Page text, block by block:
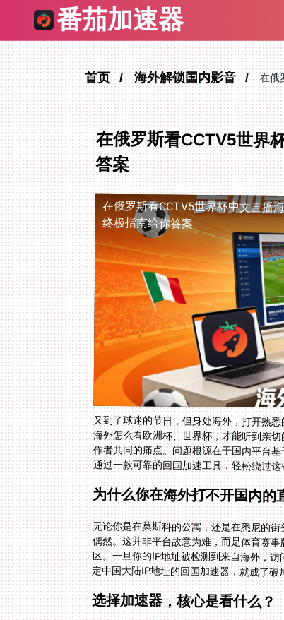
番茄加速器
首页 海外解锁国内影音 在俄
在俄罗斯看CCTV5世界
答案
在俄罗斯看CCTV5世界杯中文直播
终极指南给你答案
又到了球迷的节日，但身处海外，打开熟
海外怎么看欧洲杯、世界杯，才能听到亲
作者共同的痛点。问题根源在于国内平台
通过一款可靠的回国加速工具，轻松绕过
为什么你在海外打不开国内的
无论你是在莫斯科的公寓，还是在悉尼的
偶然。这并非平台故意为难，而是体育赛
区。一旦你的IP地址被检测到来自海外，
定中国大陆IP地址的回国加速器，就成了破
选择加速器，核心是看什么？